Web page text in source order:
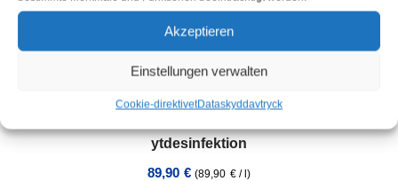
Akzeptieren
Einstellungen verwalten
Cookie-direktivetDataskyddavtryck
ytdesinfektion
89,90 € (89,90 € /l)